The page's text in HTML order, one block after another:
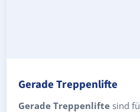
Gerade Treppenlifte
Gerade Treppenlifte sind